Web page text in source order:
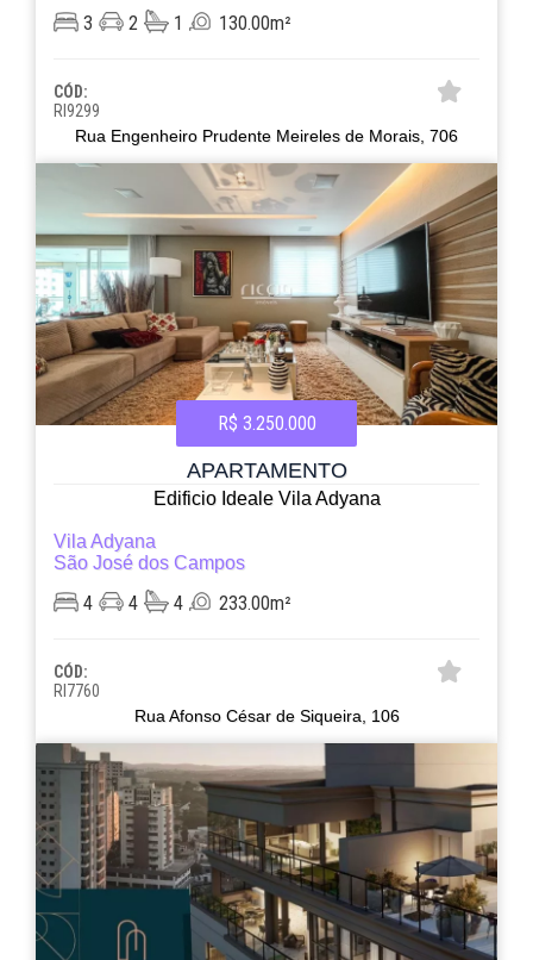
3 2 1 130.00m²
CÓD:
RI9299
Rua Engenheiro Prudente Meireles de Morais, 706
R$ 3.250.000
APARTAMENTO
Edificio Ideale Vila Adyana
Vila Adyana
São José dos Campos
4 4 4 233.00m²
CÓD:
RI7760
Rua Afonso César de Siqueira, 106